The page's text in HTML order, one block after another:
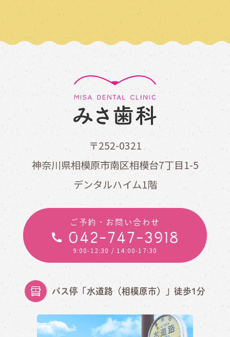
〒252-0321
神奈川県相模原市南区相模台7丁目1-5
デンタルハイム1階
ご予約・お問い合わせ
042-747-3918
9:00-12:30 / 14:00-17:30
バス停「水道路（相模原市）」徒歩1分